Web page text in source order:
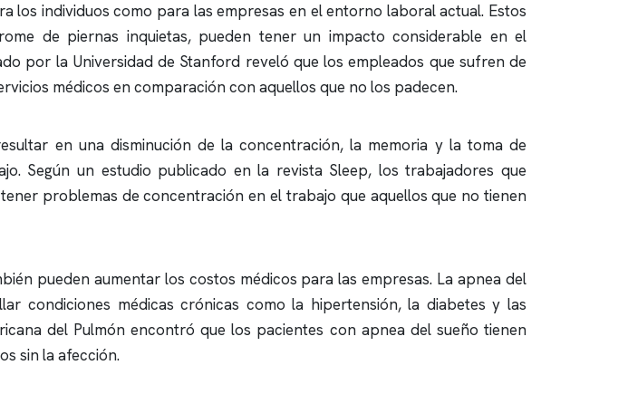
individuos como para las empresas en el entorno laboral actual. Estos
de piernas inquietas, pueden tener un impacto considerable en el
por la Universidad de Stanford reveló que los empleados que sufren de
médicos en comparación con aquellos que no los padecen.
en una disminución de la concentración, la memoria y la toma de
Según un estudio publicado en la revista Sleep, los trabajadores que
problemas de concentración en el trabajo que aquellos que no tienen
pueden aumentar los costos médicos para las empresas. Laapnea del
condiciones médicas crónicas como la hipertensión, la diabetes y las
del Pulmón encontró que los pacientes con apnea del sueño tienen
sin la afección.